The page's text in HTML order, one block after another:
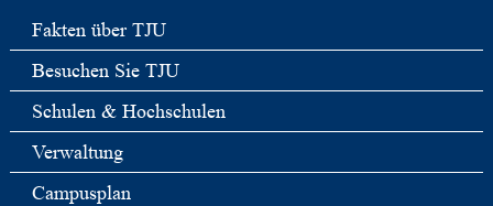
Fakten über TJU
Besuchen Sie TJU
Schulen & Hochschulen
Verwaltung
Campusplan